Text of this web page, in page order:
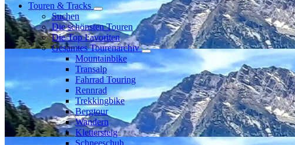
Touren & Tracks
Suchen
Die schönsten Touren
Die Top Favoriten
Gesamtes Tourenarchiv
Mountainbike
Transalp
Fahrrad Touring
Rennrad
Trekkingbike
Bergtour
Wandern
Klettersteig